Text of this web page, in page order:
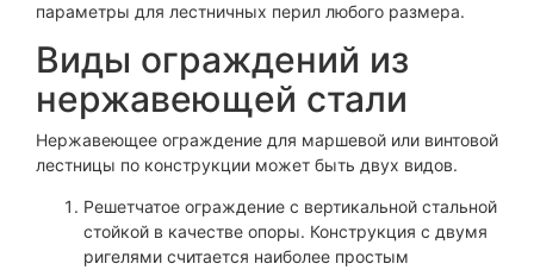
параметры для лестничных перил любого размера.
Виды ограждений из
нержавеющей стали
Нержавеющее ограждение для маршевой или винтовой
лестницы по конструкции может быть двух видов.
Решетчатое ограждение с вертикальной стальной
стойкой в качестве опоры. Конструкция с двумя
ригелями считается наиболее простым